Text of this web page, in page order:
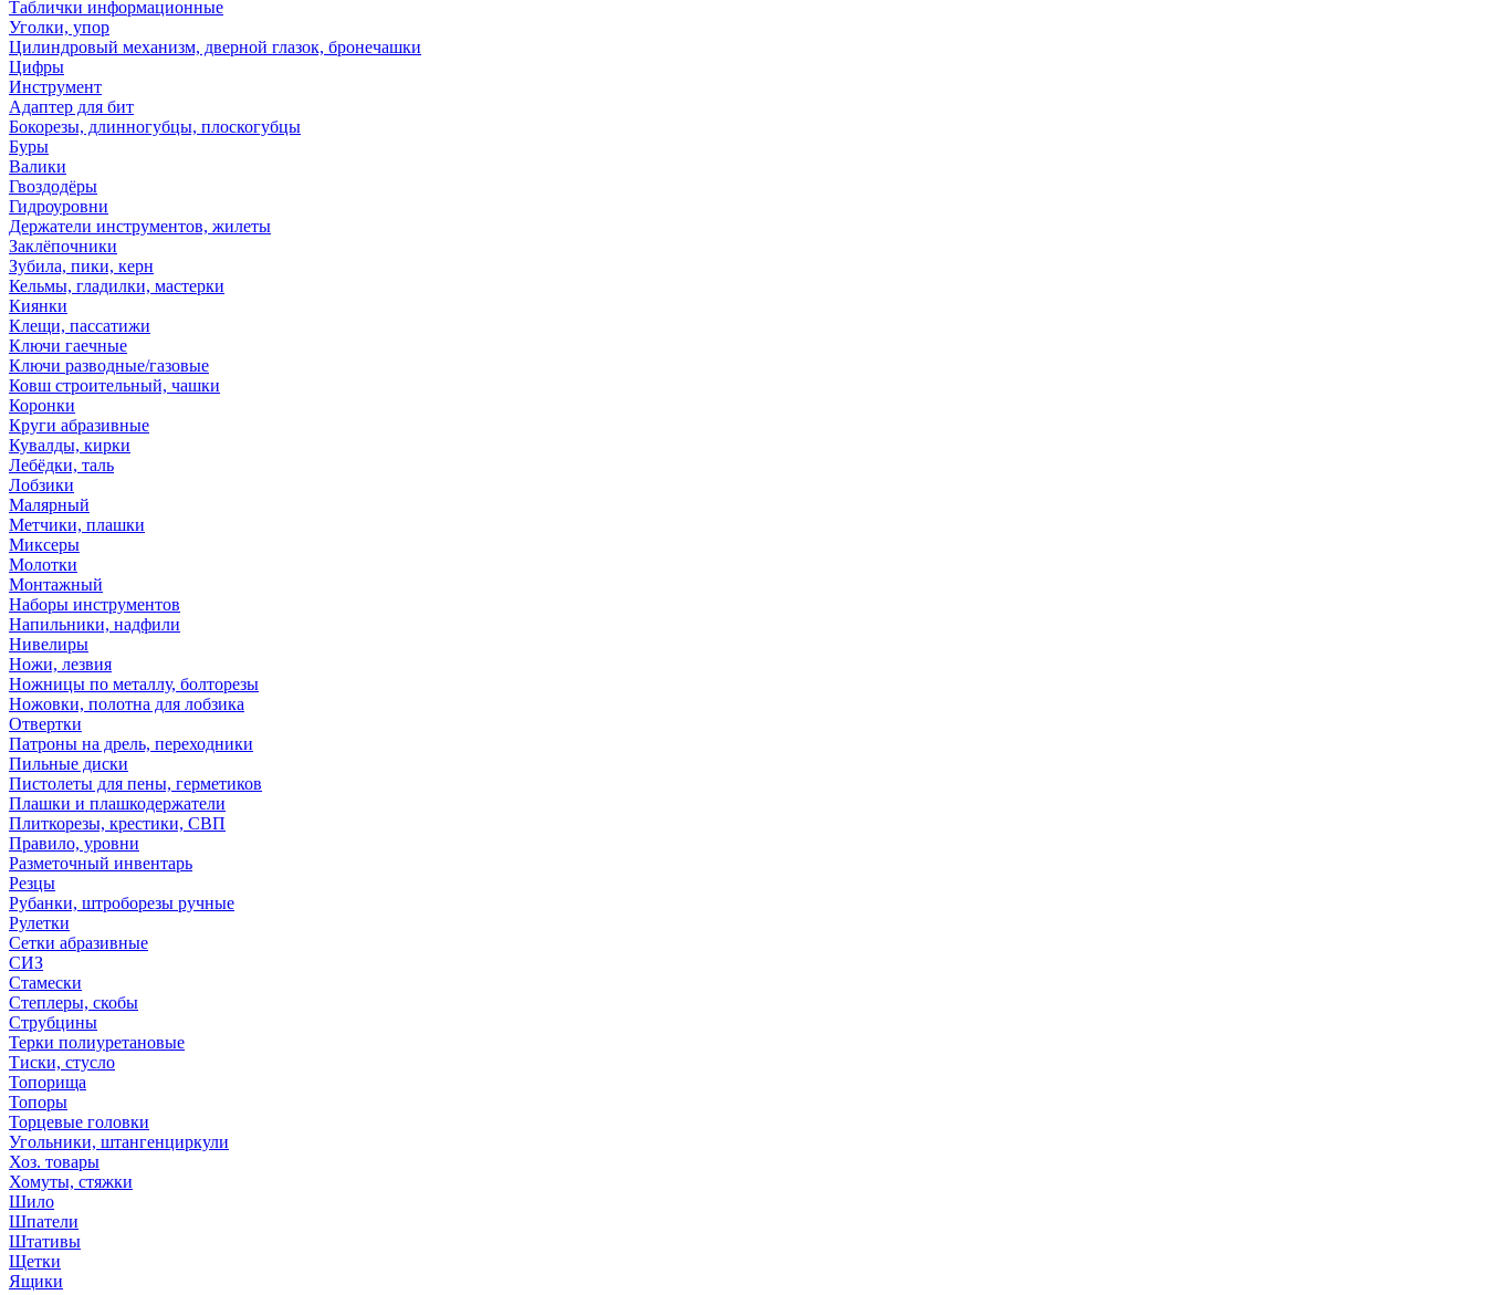
Таблички информационные
Уголки, упор
Цилиндровый механизм, дверной глазок, бронечашки
Цифры
Инструмент
Адаптер для бит
Бокорезы, длинногубцы, плоскогубцы
Буры
Валики
Гвоздодёры
Гидроуровни
Держатели инструментов, жилеты
Заклёпочники
Зубила, пики, керн
Кельмы, гладилки, мастерки
Киянки
Клещи, пассатижи
Ключи гаечные
Ключи разводные/газовые
Ковш строительный, чашки
Коронки
Круги абразивные
Кувалды, кирки
Лебёдки, таль
Лобзики
Малярный
Метчики, плашки
Миксеры
Молотки
Монтажный
Наборы инструментов
Напильники, надфили
Нивелиры
Ножи, лезвия
Ножницы по металлу, болторезы
Ножовки, полотна для лобзика
Отвертки
Патроны на дрель, переходники
Пильные диски
Пистолеты для пены, герметиков
Плашки и плашкодержатели
Плиткорезы, крестики, СВП
Правило, уровни
Разметочный инвентарь
Резцы
Рубанки, штроборезы ручные
Рулетки
Сетки абразивные
СИЗ
Стамески
Степлеры, скобы
Струбцины
Терки полиуретановые
Тиски, стусло
Топорища
Топоры
Торцевые головки
Угольники, штангенциркули
Хоз. товары
Хомуты, стяжки
Шило
Шпатели
Штативы
Щетки
Ящики